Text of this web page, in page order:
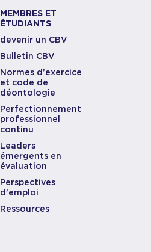
MEMBRES ET
ÉTUDIANTS
devenir un CBV
Bulletin CBV
Normes d’exercice
et code de
déontologie
Perfectionnement
professionnel
continu
Leaders
émergents en
évaluation
Perspectives
d’emploi
Ressources